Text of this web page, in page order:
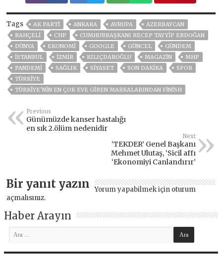
Tags AK PARTİ ANKARA AVRUPA
AZERBAYCAN
BAHÇELİ
CHP
CUMHURBAŞKANI RECEP TAYYIP ERDOĞAN
DÜNYA
EKONOMİ GOOGLE GÜNCEL
GÜNDEM
ISTANBUL
İZMIR KILIÇDAROĞLU MAGAZİN
MHP
PANDEMİ
SAĞLIK SİYASET SON DAKIKA
SPOR
TÜRKİYE
TÜRKIYE’NIN EN ÇOK EVE GIREN MARKALARINDAN FINISH
Previous
Günümüzde kanser hastalığı
en sık 2.ölüm nedenidir
Next
‘TEKDER’ Genel Başkanı
Mehmet Ulutaş, ‘Sicil affı
‘Ekonomiyi Canlandırır’
Bir yanıt yazın Yorum yapabilmek için oturum
açmalısınız.
Haber Arayın